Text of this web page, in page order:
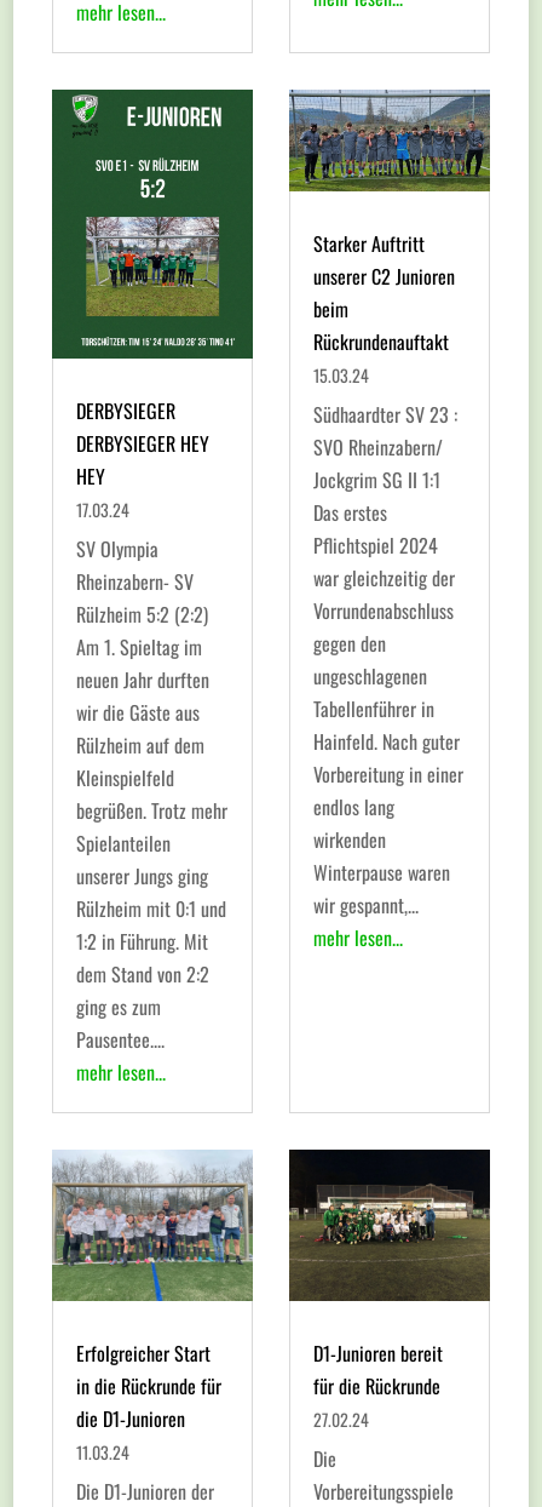
mehr lesen...
DERBYSIEGER
DERBYSIEGER HEY
HEY
17.03.24
SV Olympia
Rheinzabern- SV
Rülzheim 5:2 (2:2)
Am 1. Spieltag im
neuen Jahr durften
wir die Gäste aus
Rülzheim auf dem
Kleinspielfeld
begrüßen. Trotz mehr
Spielanteilen
unserer Jungs ging
Rülzheim mit 0:1 und
1:2 in Führung. Mit
dem Stand von 2:2
ging es zum
Pausentee....
mehr lesen...
Starker Auftritt
unserer C2 Junioren
beim
Rückrundenauftakt
15.03.24
Südhaardter SV 23 :
SVO Rheinzabern/
Jockgrim SG II 1:1
Das erstes
Pflichtspiel 2024
war gleichzeitig der
Vorrundenabschluss
gegen den
ungeschlagenen
Tabellenführer in
Hainfeld. Nach guter
Vorbereitung in einer
endlos lang
wirkenden
Winterpause waren
wir gespannt,...
mehr lesen...
Erfolgreicher Start
in die Rückrunde für
die D1-Junioren
11.03.24
Die D1-Junioren der
D1-Junioren bereit
für die Rückrunde
27.02.24
Die
Vorbereitungsspiele